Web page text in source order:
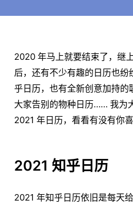
2020 年马上就要结束了，继
后，还有不少有趣的日历也
乎日历，也有全新创意加持
大家告别的物种日历…… 我为
2021 年日历，看看有没有你喜
2021 知乎日历
2021 年知乎日历依旧是每天